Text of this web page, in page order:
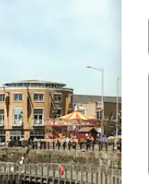
או לעיין בעזרת תנועות